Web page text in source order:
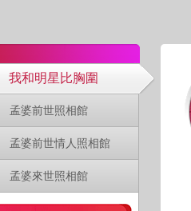
我和明星比胸圍
孟婆前世照相館
孟婆前世情人照相館
孟婆來世照相館